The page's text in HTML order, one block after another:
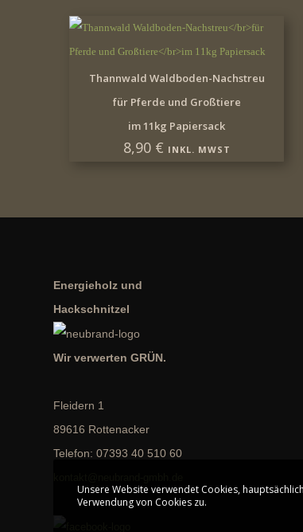
IN DEN WARENKORB
Thannwald Waldboden-Nachstreu
für Pferde und Großtiere
im 11kg Papiersack
8,90 € INKL. MWST
Energieholz und
Hackschnitzel
Wir verwerten GRÜN.
Fleidern 1
89616 Rottenacker
Telefon: 07393 40 510 60
Unsere Website verwendet Cookies,
Verwendung von Cookies zu.